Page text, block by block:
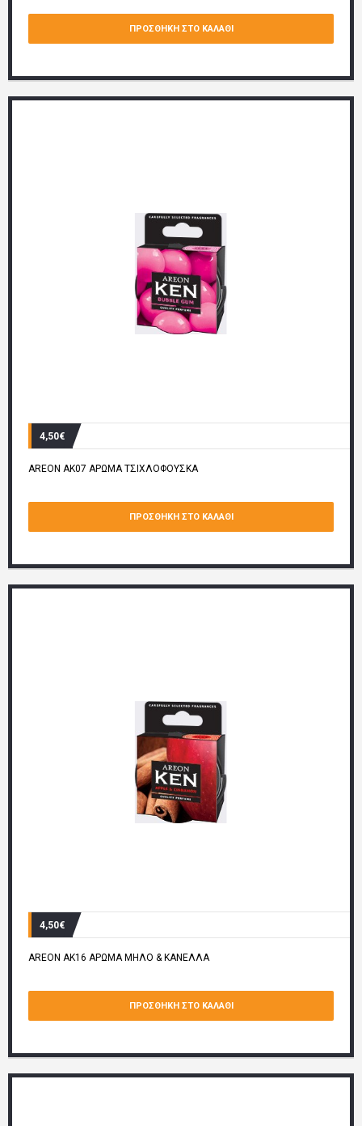
ΠΡΟΣΘΉΚΗ ΣΤΟ ΚΑΛΆΘΙ
4,50€
AREON AK07 ΑΡΩΜΑ ΤΣΙΧΛΟΦΟΥΣΚΑ
ΠΡΟΣΘΉΚΗ ΣΤΟ ΚΑΛΆΘΙ
4,50€
AREON AK16 ΑΡΩΜΑ ΜΗΛΟ & ΚΑΝΕΛΛΑ
ΠΡΟΣΘΉΚΗ ΣΤΟ ΚΑΛΆΘΙ